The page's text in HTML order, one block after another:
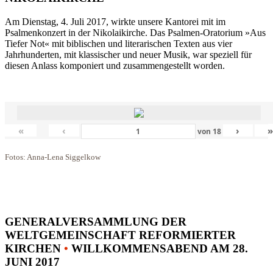
Am Dienstag, 4. Juli 2017, wirkte unsere Kantorei mit im
Psalmenkonzert in der Nikolaikirche. Das Psalmen-Oratorium »Aus
Tiefer Not« mit biblischen und literarischen Texten aus vier
Jahrhunderten, mit klassischer und neuer Musik, war speziell für
diesen Anlass komponiert und zusammengestellt worden.
« ‹ von 18 › »
Fotos: Anna-Lena Siggelkow
GENERALVERSAMMLUNG DER
WELTGEMEINSCHAFT REFORMIERTER
KIRCHEN • WILLKOMMENSABEND AM 28.
JUNI 2017